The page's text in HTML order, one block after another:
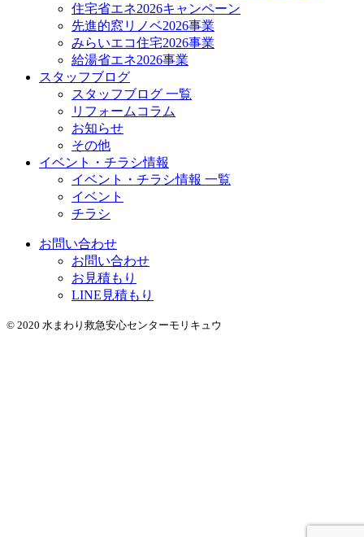
住宅省エネ2026キャンペーン
先進的窓リノベ2026事業
みらいエコ住宅2026事業
給湯省エネ2026事業
スタッフブログ
スタッフブログ 一覧
リフォームコラム
お知らせ
その他
イベント・チラシ情報
イベント・チラシ情報 一覧
イベント
チラシ
お問い合わせ
お問い合わせ
お見積もり
LINE見積もり
© 2020 水まわり救急安心センターモリキュウ